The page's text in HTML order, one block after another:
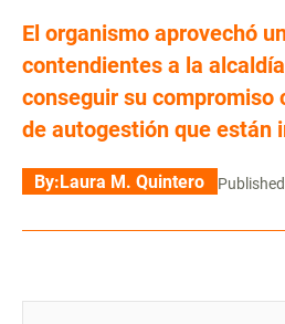
El organismo aprovechó
contendientes a la
conseguir su compromiso
de autogestión que están
By:Laura M. Quintero